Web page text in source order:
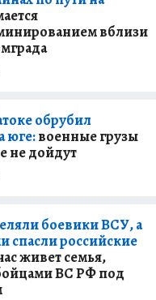
вблизи
обрубил
юге:военные грузы
не дойдут
боевики ВСУ, а
спасли российские
живет семья,
ВС РФ под